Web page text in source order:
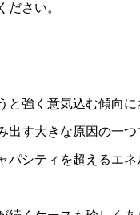
さい。
強く意気込む傾向に
す大きな原因の一つ
シティを超えるエネ